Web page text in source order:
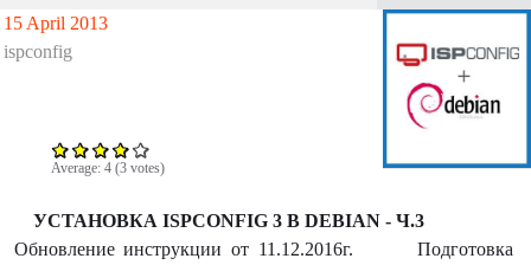
15 April 2013
ispconfig
Average: 4 (3 votes)
УСТАНОВКА ISPCONFIG 3 В DEBIAN - Ч.3
Обновление инструкции от 11.12.2016г. Подготовка